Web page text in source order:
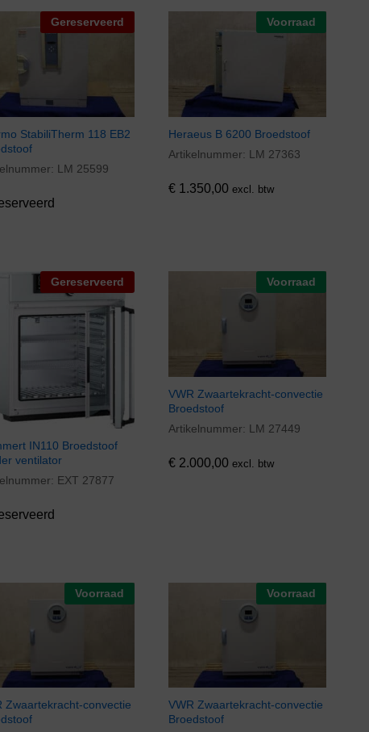
Gereserveerd
StabiliTherm 118 EB2
LM 25599
Voorraad
Heraeus B 6200 Broedstoof
Artikelnummer: LM 27363
€1.350,00 excl. btw
€1.350,00
Gereserveerd
IN110 Broedstoof
ventilator
EXT 27877
Voorraad
VWR Zwaartekracht-convectie
Broedstoof
Artikelnummer: LM 27449
€2.000,00 excl. btw
€2.000,00
Voorraad
Zwaartekracht-convectie
Voorraad
VWR Zwaartekracht-convectie
Broedstoof